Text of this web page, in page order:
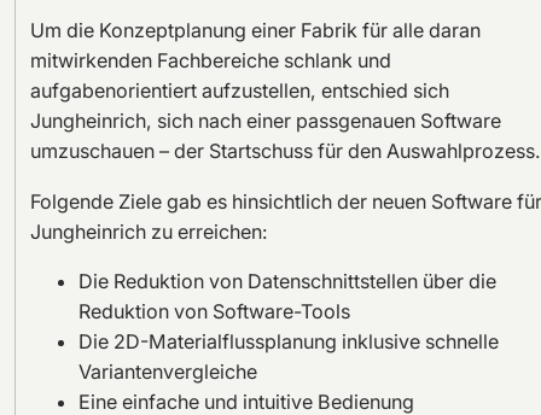
Um die Konzeptplanung einer Fabrik für alle daran
mitwirkenden Fachbereiche schlank und
aufgabenorientiert aufzustellen, entschied sich
Jungheinrich, sich nach einer passgenauen Software
umzuschauen – der Startschuss für den Auswahlprozess.
Folgende Ziele gab es hinsichtlich der neuen Software für
Jungheinrich zu erreichen:
Die Reduktion von Datenschnittstellen über die
Reduktion von Software-Tools
Die 2D-Materialflussplanung inklusive schnelle
Variantenvergleiche
Eine einfache und intuitive Bedienung